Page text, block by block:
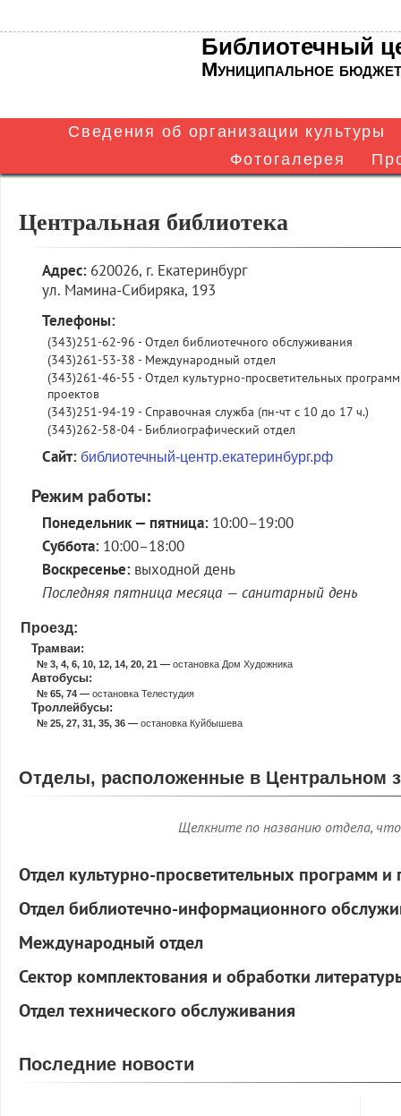
Библиотечный
Муниципальное
Сведения об организации культуры
Основные
Структура и
состав
Независимая
оценка качества
оказания услуг
ная политика
орона
нностей ЗОЖ
События в
Центральная
доступа
Фотогалерея
Центральная библиотека
Адрес: 620026, г. Екатеринбург
ул. Мамина-Сибиряка, 193
Телефоны:
(343)251-62-96 - Отдел библиотечного обслуживания
(343)261-53-38 - Международный отдел
(343)261-46-55 - Отдел культурно-просветительных
проектов
(343)251-94-19 - Справочная служба (пн-чт с 10 до 17 ч.)
(343)262-58-04 - Библиографический отдел
Сайт: библиотечный-центр.екатеринбург.рф
Режим работы:
Понедельник — пятница: 10:00–19:00
Суббота: 10:00–18:00
Воскресенье: выходной день
Последняя пятница месяца — санитарный день
Проезд:
Трамваи:
№ 3, 4, 6, 10, 12, 14, 20, 21 — остановка Дом Художника
Автобусы:
№ 65, 74 — остановка Телестудия
Троллейбусы:
№ 25, 27, 31, 35, 36 — остановка Куйбышева
Отделы, расположенные в Центральном
Щелкните по названию отдела,
Отдел культурно-просветительных программ и
Отдел библиотечно-информационного
Международный отдел
Сектор комплектования и обработки
Отдел технического обслуживания
Последние новости